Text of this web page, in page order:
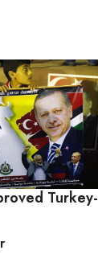
Turkey-